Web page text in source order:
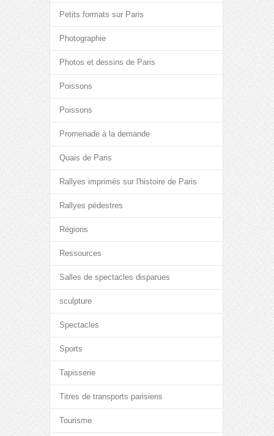
Petits formats sur Paris
Photographie
Photos et dessins de Paris
Poissons
Poissons
Promenade à la demande
Quais de Paris
Rallyes imprimés sur l'histoire de Paris
Rallyes pédestres
Régions
Ressources
Salles de spectacles disparues
sculpture
Spectacles
Sports
Tapisserie
Titres de transports parisiens
Tourisme